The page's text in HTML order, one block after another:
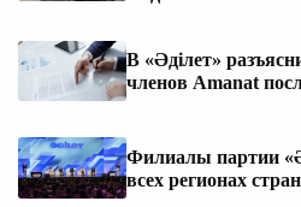
В «Әділет»
членов Amanat
Филиалы партии
всех регионах